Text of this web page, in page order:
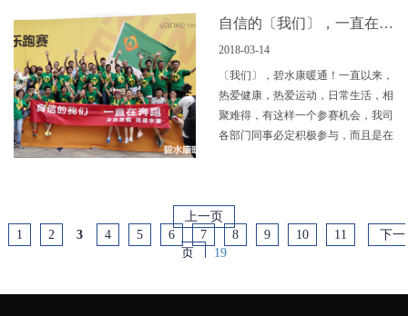
自信的〔我们〕，一直在奔跑！- 碧水康暖通 · 2015城市乐跑赛重庆站
2018-03-14
〔我们〕，碧水康暖通！一直以来，
热爱健康，热爱运动，日常生活，相
聚难得，有这样一个参赛机会，我司
各部门同事必定积极参与，而且是在
上一页
1
2 3 4 5 6 7 8 9 10 11
下一
页
19